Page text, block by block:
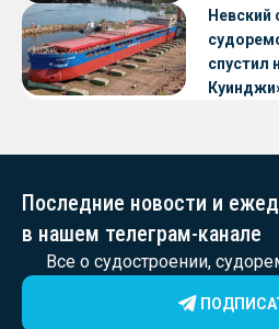
Невский
спустил
Последние новости и
в нашем телеграм-канале
Все о судостроении,